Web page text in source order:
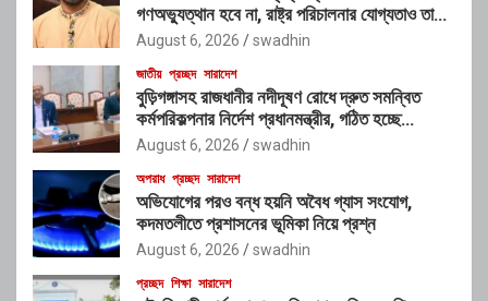
গণঅভ্যুত্থান হবে না, রাষ্ট্র পরিচালনার যোগ্যতাও তাদের
নেই”: রাশেদ খাঁনের
August 6, 2026 swadhin
জাতীয় প্রচ্ছদ সারাদেশ
বুড়িগঙ্গাসহ রাজধানীর নদীদূষণ রোধে দ্রুত সমন্বিত
কর্মপরিকল্পনার নির্দেশ প্রধানমন্ত্রীর, গঠিত হচ্ছে
আন্তঃসংস্থা সমন্বয় কমিটি
August 6, 2026 swadhin
অপরাধ প্রচ্ছদ সারাদেশ
অভিযোগের পরও বন্ধ হয়নি অবৈধ গ্যাস সংযোগ,
কদমতলীতে প্রশাসনের ভূমিকা নিয়ে প্রশ্ন
August 6, 2026 swadhin
প্রচ্ছদ শিক্ষা সারাদেশ